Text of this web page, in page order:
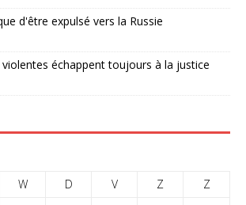
d'être expulsé vers la Russie
échappent toujours à la justice
W D V Z
Z